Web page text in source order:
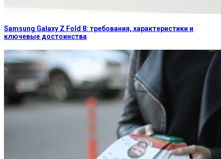
Samsung Galaxy Z Fold 8: требования, характеристики и
ключевые достоинства